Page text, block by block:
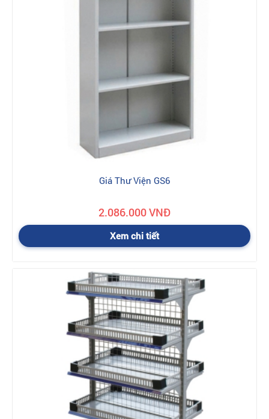
Giá Thư Viện GS6
2.086.000 VNĐ
Xem chi tiết